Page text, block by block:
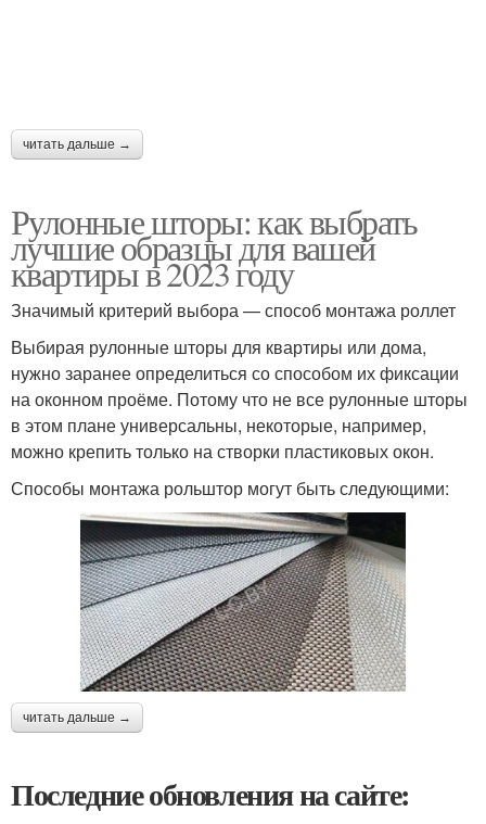
читать дальше →
Рулонные шторы: как выбрать
лучшие образцы для вашей
квартиры в 2023 году
Значимый критерий выбора — способ монтажа роллет
Выбирая рулонные шторы для квартиры или дома,
нужно заранее определиться со способом их фиксации
на оконном проёме. Потому что не все рулонные шторы
в этом плане универсальны, некоторые, например,
можно крепить только на створки пластиковых окон.
Способы монтажа рольштор могут быть следующими:
читать дальше →
Последние обновления на сайте: